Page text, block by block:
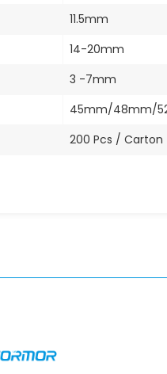
11.5mm
14-20mm
3 -7mm
45mm/48mm/
200 Pcs / Carton